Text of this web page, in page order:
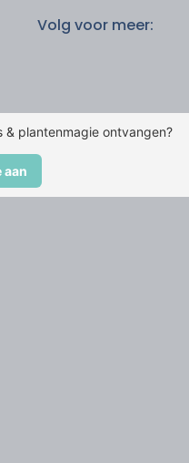
Volg voor meer:
plantenmagie ontvangen?
aan